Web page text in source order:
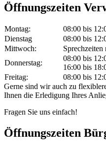
Öffnungszeiten
Montag:
08:00 bis
Dienstag
08:00 bis
Mittwoch:
Sprechzeiten
Donnerstag:
08:00 bis
16:00 bis
Freitag:
08:00 bis
Gerne sind wir auch zu
Ihnen die Erledigung Ihres
Fragen Sie uns einfach!
Öffnungszeiten